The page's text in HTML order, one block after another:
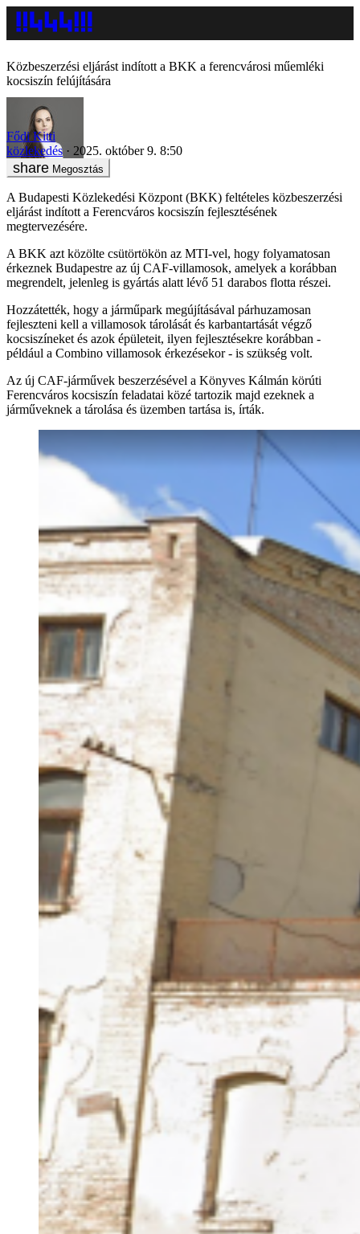
Közbeszerzési eljárást indított a BKK a ferencvárosi műemléki
kocsiszín felújítására
Fődi Kitti
közlekedés
2025. október 9. 8:50
Megosztás
A Budapesti Közlekedési Központ (BKK) feltételes közbeszerzési
eljárást indított a Ferencváros kocsiszín fejlesztésének
megtervezésére.
A BKK azt közölte csütörtökön az MTI-vel, hogy folyamatosan
érkeznek Budapestre az új CAF-villamosok, amelyek a korábban
megrendelt, jelenleg is gyártás alatt lévő 51 darabos flotta részei.
Hozzátették, hogy a járműpark megújításával párhuzamosan
fejleszteni kell a villamosok tárolását és karbantartását végző
kocsiszíneket és azok épületeit, ilyen fejlesztésekre korábban -
például a Combino villamosok érkezésekor - is szükség volt.
Az új CAF-járművek beszerzésével a Könyves Kálmán körúti
Ferencváros kocsiszín feladatai közé tartozik majd ezeknek a
járműveknek a tárolása és üzemben tartása is, írták.